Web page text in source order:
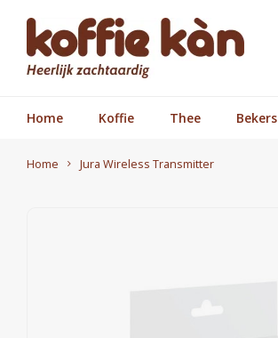
Home Koffie Thee Bekers
Home Jura Wireless Transmitter